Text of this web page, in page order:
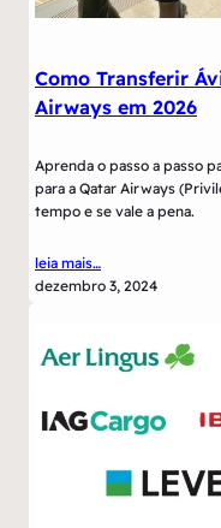
Como Transferir
Airways em 2026
Aprenda o passo a passo
para a Qatar Airways
tempo e se vale a pena.
leia mais…
dezembro 3, 2024